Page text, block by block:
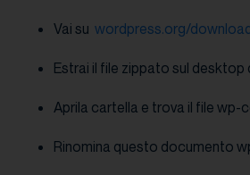
Vai su wordpress.org/
Estrai il file zippato sul desktop
Aprila cartella e trova il file wp-
Rinomina questo documento